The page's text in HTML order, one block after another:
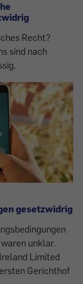
Recht?
sind nach
gesetzwidrig
unklar.
Limited
Gerichthof